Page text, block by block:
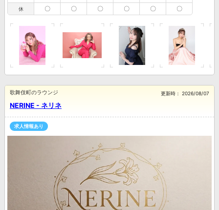
休 〇 〇 〇 〇 〇 〇
NERINE - ネリネ
歌舞伎町のラウンジ 更新時： 2026/08/07
求人情報あり